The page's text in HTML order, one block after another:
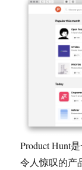
Product Hunt
令人惊叹的产